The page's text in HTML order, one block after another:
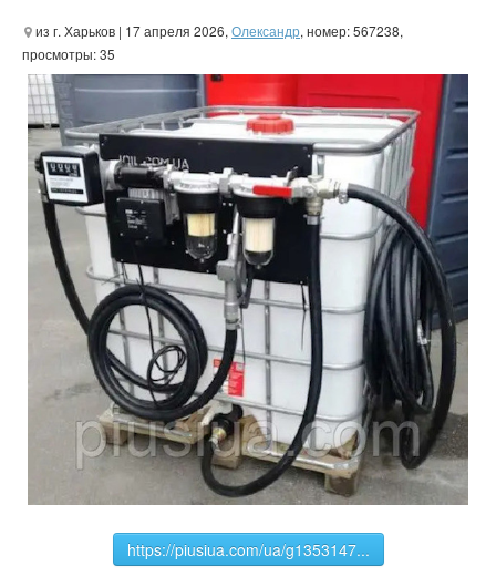
из г. Харьков | 17 апреля 2026, Олександр, номер: 567238,
просмотры: 35
https://piusiua.com/ua/g1353147...